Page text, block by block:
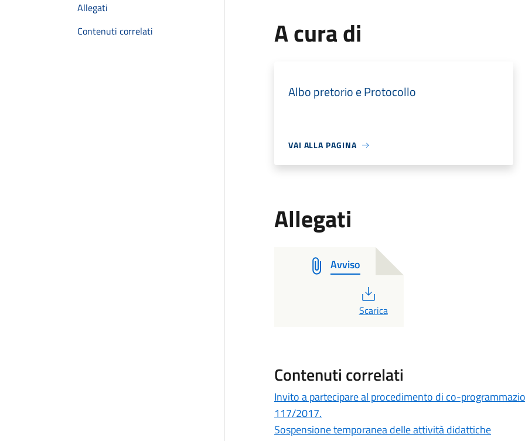
Allegati
Contenuti correlati
A cura di
Albo pretorio e Protocollo
VAI ALLA PAGINA
Allegati
Avviso
PDF
Scarica
Contenuti correlati
Invito a partecipare al procedimento di co-
117/2017.
Sospensione temporanea delle attività didattiche